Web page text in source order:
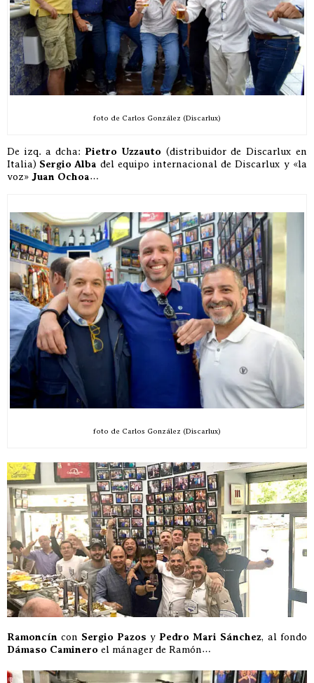
foto de Carlos González (Discarlux)
De izq. a dcha: Pietro Uzzauto (distribuidor de Discarlux en
Italia) Sergio Alba del equipo internacional de Discarlux y «la
voz» Juan Ochoa…
foto de Carlos González (Discarlux)
Ramoncín con Sergio Pazos y Pedro Mari Sánchez, al fondo
Dámaso Caminero el mánager de Ramón…